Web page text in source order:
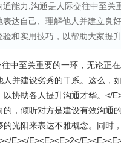
通能力,沟通是人际交往中至
表达自己、理解他人并建立良
和实用技巧，以帮助大家提升
中至关重要的一环，无论正
人并建设劣秀的干系。这么，
协助各人提升沟通才华。</
的，倾听对方是建设有效沟通
的光阳来表达不雅概念。同时
E></E><E><E>2</